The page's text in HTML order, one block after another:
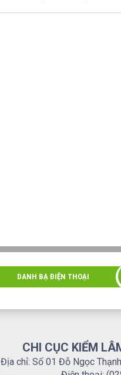
DANH BẠ ĐIỆN THOẠI
CHI CỤC KIỂM
Địa chỉ: Số 01 Đỗ Ngọc